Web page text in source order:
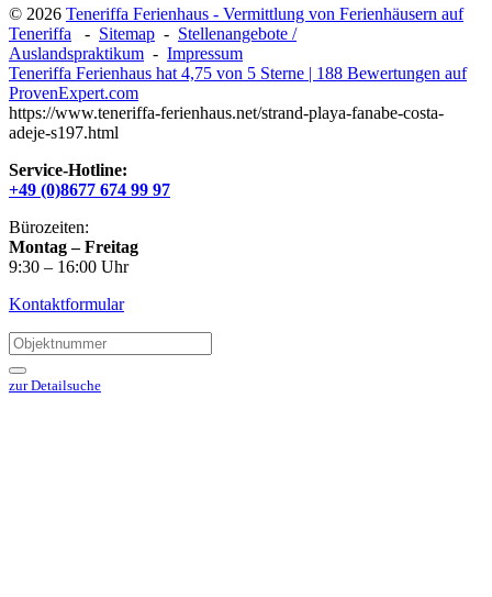
© 2026 Teneriffa Ferienhaus - Vermittlung von Ferienhäusern auf
Teneriffa
- Sitemap - Stellenangebote /
Auslandspraktikum - Impressum
Teneriffa Ferienhaus hat 4,75 von 5 Sterne | 188 Bewertungen auf
ProvenExpert.com
https://www.teneriffa-ferienhaus.net/strand-playa-fanabe-costa-
adeje-s197.html
Service-Hotline:
+49 (0)8677 674 99 97
Bürozeiten:
Montag – Freitag
9:30 – 16:00 Uhr
Kontaktformular
zur Detailsuche